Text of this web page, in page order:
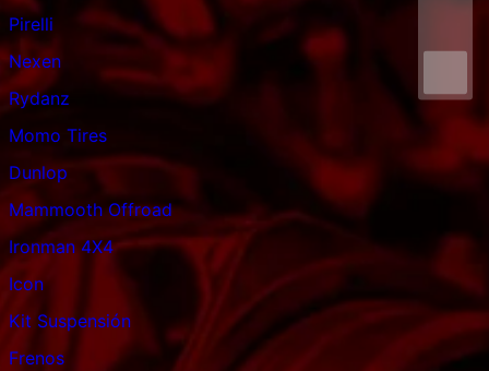
Pirelli
Nexen
Rydanz
Momo Tires
Dunlop
Mammooth Offroad
Ironman 4X4
Icon
Kit Suspensión
Frenos